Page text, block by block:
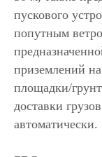
пускового
попутным
приземлений
площадки/
доставки
автоматически.